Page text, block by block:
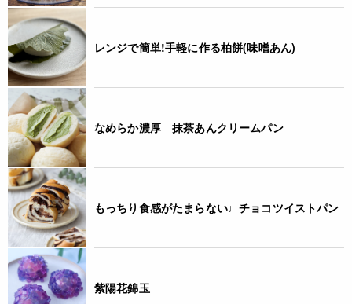
レンジで簡単!手軽に作る柏餅(味噌あん)
なめらか濃厚 抹茶あんクリームパン
もっちり食感がたまらない♩チョコツイストパン
紫陽花錦玉